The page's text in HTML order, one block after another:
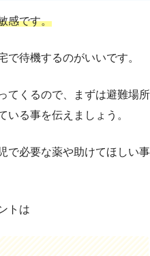
感です。
で待機するのがいいです。
てくるので、まずは避難場所
いる事を伝えましょう。
で必要な薬や助けてほしい事
トは